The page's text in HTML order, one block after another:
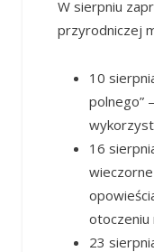
W sierpniu
przyrodniczej
10
polnego”
16
otoczeniu
23